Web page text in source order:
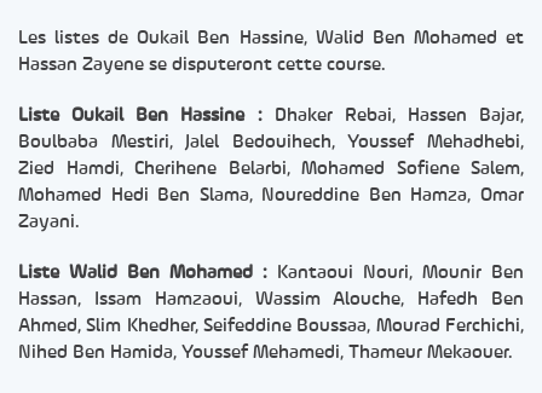
Les listes de Oukail Ben Hassine, Walid Ben Mohamed et
Hassan Zayene se disputeront cette course.
Liste Oukail Ben Hassine :Dhaker Rebai, Hassen Bajar,
Boulbaba Mestiri, Jalel Bedouihech, Youssef Mehadhebi,
Zied Hamdi, Cherihene Belarbi, Mohamed Sofiene Salem,
Mohamed Hedi Ben Slama, Noureddine Ben Hamza, Omar
Zayani.
Liste Walid Ben Mohamed : Kantaoui Nouri, Mounir Ben
Hassan, Issam Hamzaoui, Wassim Alouche, Hafedh Ben
Ahmed, Slim Khedher, Seifeddine Boussaa, Mourad Ferchichi,
Nihed Ben Hamida, Youssef Mehamedi, Thameur Mekaouer.